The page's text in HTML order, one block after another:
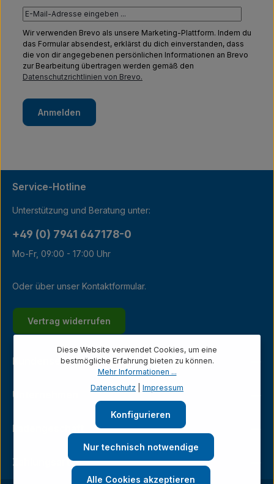
Wir verwenden Brevo als unsere Marketing-Plattform. Indem du
das Formular absendest, erklärst du dich einverstanden, dass
die von dir angegebenen persönlichen Informationen an Brevo
zur Bearbeitung übertragen werden gemäß den
Datenschutzrichtlinien von Brevo.
Anmelden
Service-Hotline
Unterstützung und Beratung unter:
+49 (0) 7941 647178-0
Mo-Fr, 09:00 - 17:00 Uhr
Oder über unser Kontaktformular.
Vertrag widerrufen
Kundenservice
Unternehmen
Ladengeschäft
Zahlungsarten
Diese Website verwendet Cookies, um eine
bestmögliche Erfahrung bieten zu können.
Mehr Informationen ...
Datenschutz
Impressum
Nur technisch notwendige
Konfigurieren
Alle Cookies akzeptieren